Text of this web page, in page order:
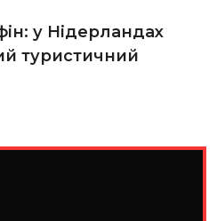
у Нідерландах
туристичний